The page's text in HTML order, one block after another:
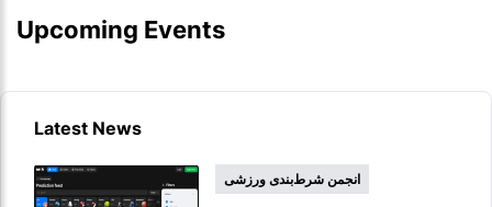
Upcoming Events
Latest News
انجمن شرط‌بندی ورزشی